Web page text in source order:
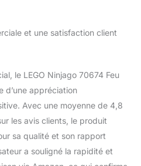
Parchemin du
et le sabre du pyro-
destructeur. Les
accessoires sont
les suivants : la
toupie tornade de
Kai FS - nouveauté
de juin 2019 -
et une satisfaction client
le LEGO Ninjago 70674 Feu
d’une appréciation
Avec une moyenne de 4,8
les avis clients, le produit
sa qualité et son rapport
a souligné la rapidité et